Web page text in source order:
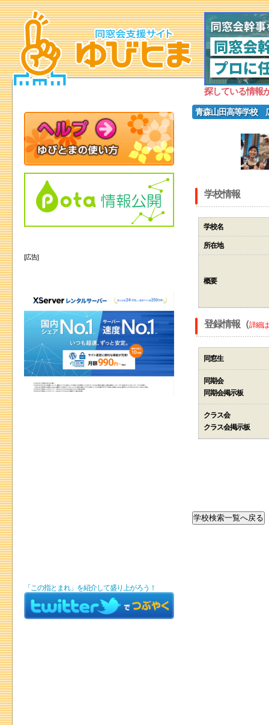
探している情報
青森山田高等学校
学校情報
学校名
所在地
概要
登録情報（詳細
同窓生
同期会
同期会掲示板
クラス会
クラス会掲示板
[広告]
「この指とまれ」を紹介して盛り上がろう！